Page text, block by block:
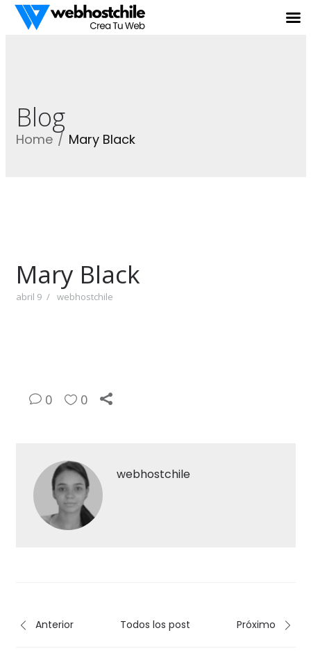
Blog
Home Mary Black
Mary Black
abril 9 webhostchile
0 0
webhostchile
Anterior Todos los post Próximo